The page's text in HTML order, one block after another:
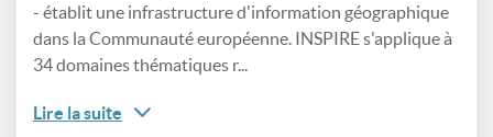
- établit une infrastructure d'information géographique
dans la Communauté européenne. INSPIRE s'applique à
34 domaines thématiques r...
Lire la suite